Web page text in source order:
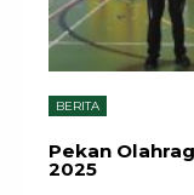
BERITA
Pekan
2025